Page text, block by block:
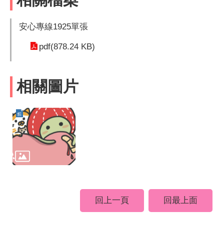
安心專線1925單張
pdf(878.24 KB)
相關圖片
回上一頁 回最上面